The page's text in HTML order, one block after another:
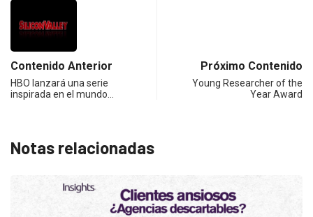
Contenido Anterior
HBO lanzará una serie
inspirada en el mundo…
Próximo Contenido
Young Researcher of the
Year Award
Notas relacionadas